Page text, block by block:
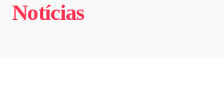
Notícias